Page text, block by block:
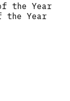
the Year
the Year